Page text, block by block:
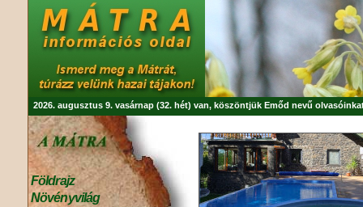
2026. augusztus 9. vasárnap (32. hét) van, köszöntjük Emőd nevű
Földrajz
Növényvilág